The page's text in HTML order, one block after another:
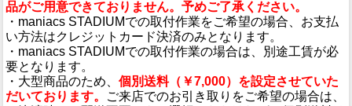
品がご用意できておりません。予めご了承ください。
・maniacs STADIUMでの取付作業をご希望の場合、お支払
い方法はクレジットカード決済のみとなります。
・maniacs STADIUMでの取付作業の場合は、別途工賃が必
要となります。
・大型商品のため、 個別送料（￥7,000）を設定させていた
だいております。
ご来店でのお引き取りをご希望の場合は、